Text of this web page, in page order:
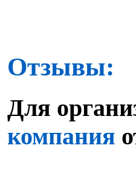
Отзывы:
Для
компания